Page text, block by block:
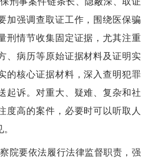
加强调查取证工作，围绕医保骗
刑情节收集固定证据，尤其注重
、病历等原始证据材料及证明实
的核心证据材料，深入查明犯罪
起诉。对重大、疑难、复杂和社
度高的案件，必要时可以听取人
要依法履行法律监督职责，强